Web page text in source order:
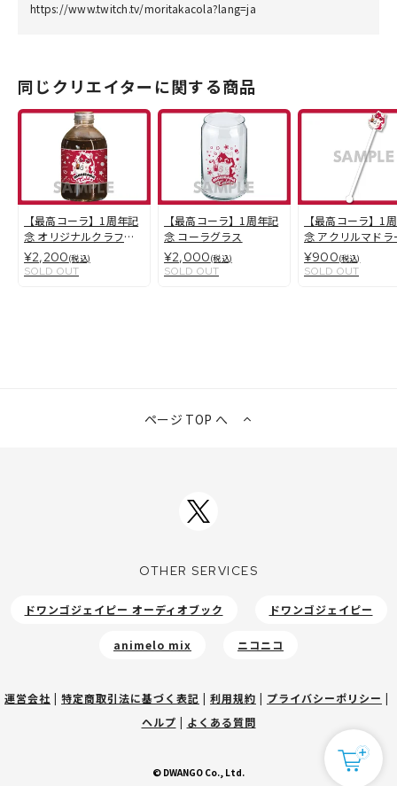
https://www.twitch.tv/moritakacola?lang=ja
同じクリエイターに関する商品
【最高コーラ】1周年記
念 オリジナルクラフト
コーラ シロップ
¥2,200(税込)
SOLD OUT
【最高コーラ】1周年記
念 コーラグラス
¥2,000(税込)
SOLD OUT
【最高コーラ】1
念 アクリルマドラ
¥900(税込)
SOLD OUT
ページ TOP へ
OTHER SERVICES
ドワンゴジェイピー オーディオブック ドワンゴジェイピー
animelo mix ニコニコ
運営会社 | 特定商取引法に基づく表記 | 利用規約 | プライバシーポリシー |
ヘルプ | よくある質問
© DWANGO Co., Ltd.